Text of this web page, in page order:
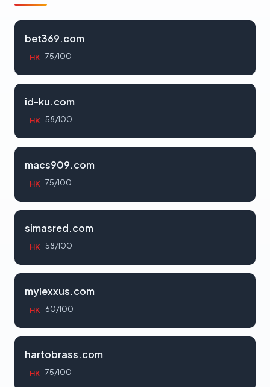
bet369.com
HK 75/100
id-ku.com
HK 58/100
macs909.com
HK 75/100
simasred.com
HK 58/100
mylexxus.com
HK 60/100
hartobrass.com
HK 75/100